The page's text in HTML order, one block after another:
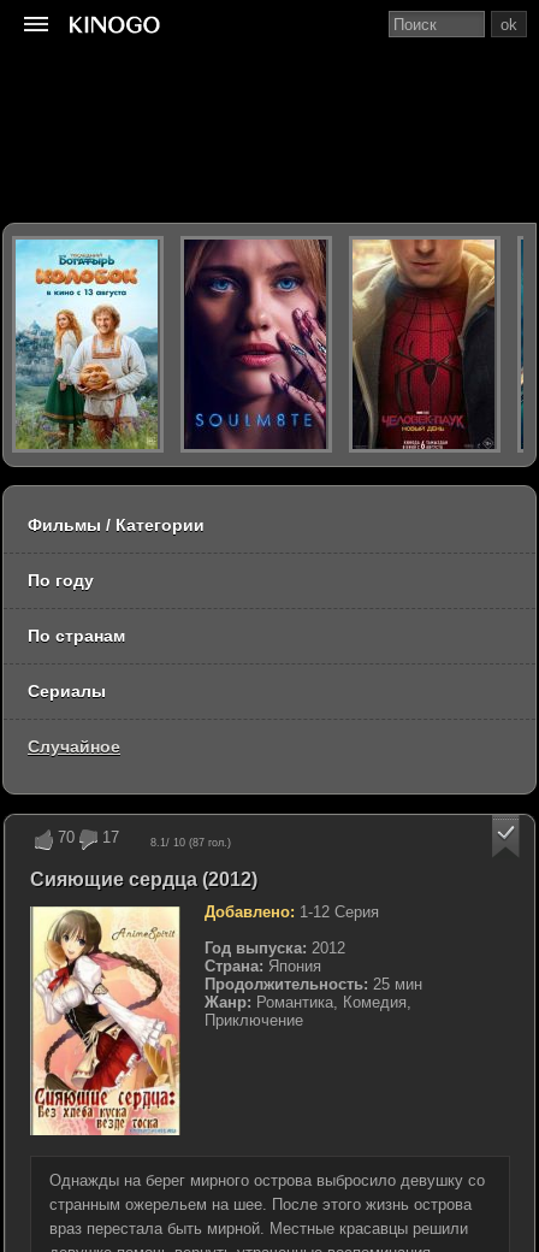
70 17 8.1/ 10 (87 гол.)
Сияющие сердца (2012)
Добавлено: 1-12 Серия
Год выпуска: 2012
Страна: Япония
Продолжительность: 25 мин
Жанр: Романтика, Комедия,
Приключение
Однажды на берег мирного острова выбросило девушку со
странным ожерельем на шее. После этого жизнь острова
враз перестала быть мирной. Местные красавцы решили
ok
Фильмы / Категории
По году
По странам
Сериалы
Случайное